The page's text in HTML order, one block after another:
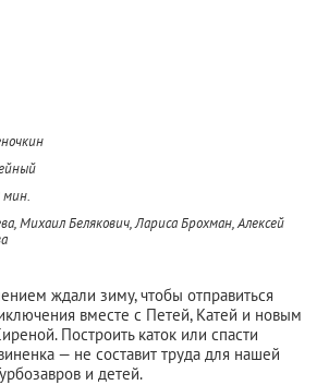
мин.
Михаил Белякович, Лариса Брохман, Алексей
ждали зиму, чтобы отправиться
вместе с Петей, Катей и новым
Построить каток или спасти
— не составит труда для нашей
и детей.